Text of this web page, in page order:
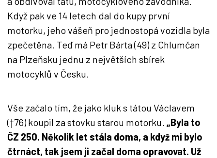
Když pak ve 14 letech dal do kupy první
motorku, jeho vášeň pro jednostopá vozidla byla
zpečetěna. Teď má Petr Bárta (49) z Chlumčan
na Plzeňsku jednu z největších sbírek
motocyklů v Česku.
Vše začalo tím, že jako kluk s tátou Václavem
(†76) koupil za stovku starou motorku. „Byla to
ČZ 250. Několik let stála doma, a když mi bylo
čtrnáct, tak jsem ji začal doma opravovat. Už